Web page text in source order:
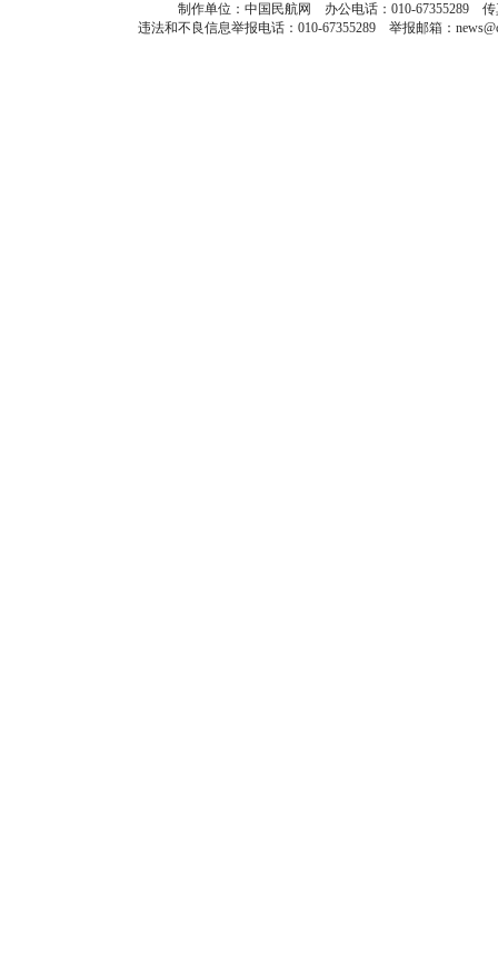
制作单位：中国民航网 办公电话：010-67355289 传
违法和不良信息举报电话：010-67355289 举报邮箱：